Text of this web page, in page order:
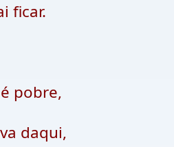
ficar.
pobre,
daqui,